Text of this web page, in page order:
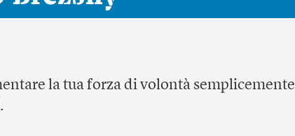
la tua forza di volontà semplicemente